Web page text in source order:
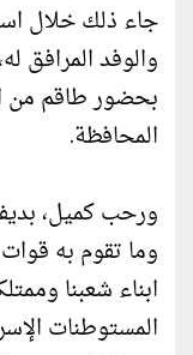
جاء ذلك خلال
والوفد المرافق
بحضور طاقم من
المحافظة.
ورحب كميل،
وما تقوم به
ابناء شعبنا
المستوطنات